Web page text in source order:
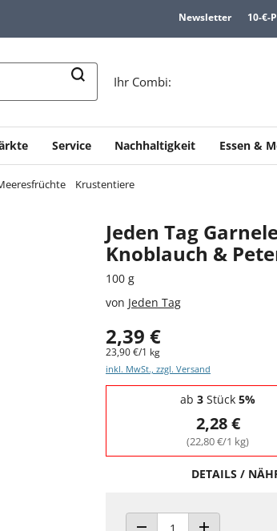
Newsletter 10-€-
Ihr Combi:
Service Nachhaltigkeit Essen &
Krustentiere
Jeden Tag
Knoblauch &
100 g
von Jeden Tag
2,39 €
23,90 €/1 kg
inkl. MwSt., zzgl. Versand
Staffelpreise - Mengenrabatt
ab 3 Stück 5%
2,28 €
(22,80 €/1 kg)
DETAILS /